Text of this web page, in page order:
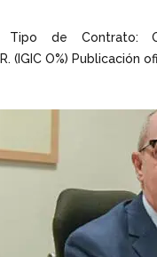
Tipo de Contrato:
(IGIC O%) Publicación